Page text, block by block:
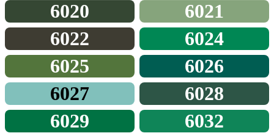
6020
6021
6022
6024
6025
6026
6027
6028
6029
6032